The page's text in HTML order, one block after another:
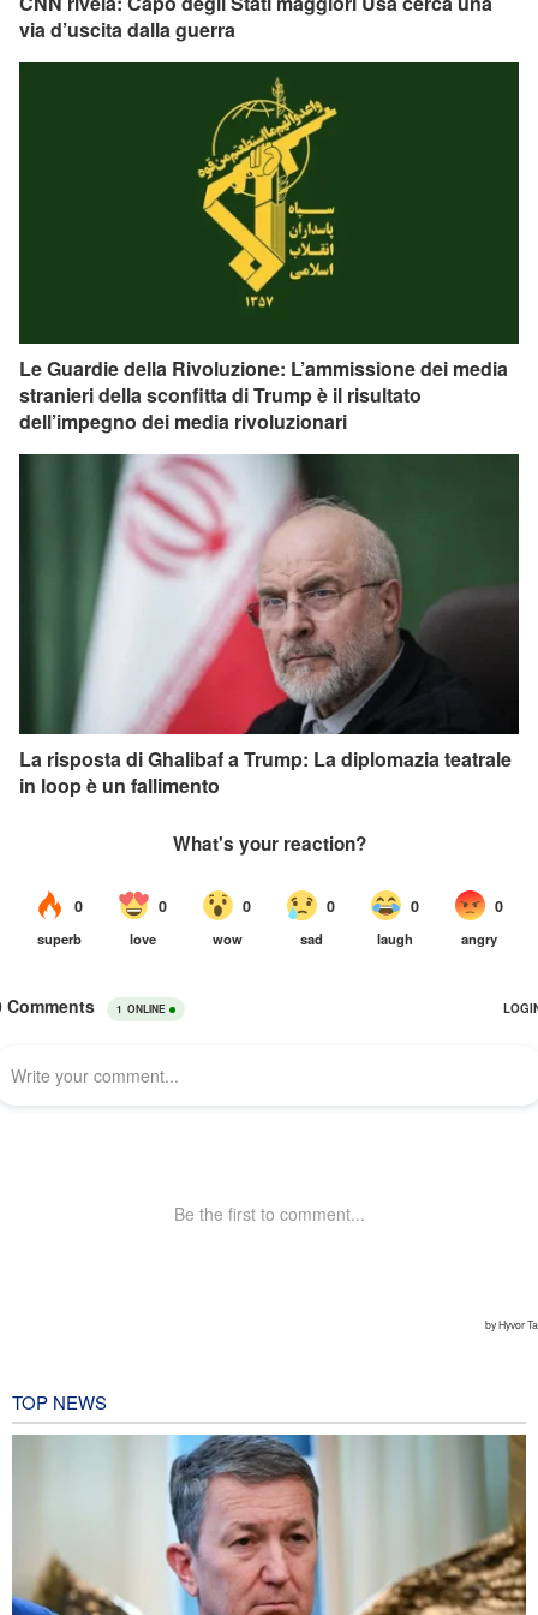
via d’uscita dalla guerra
Le Guardie della Rivoluzione: L’ammissione dei media
stranieri della sconfitta di Trump è il risultato
dell’impegno dei media rivoluzionari
La risposta di Ghalibaf a Trump: La diplomazia teatrale
in loop è un fallimento
TOP NEWS